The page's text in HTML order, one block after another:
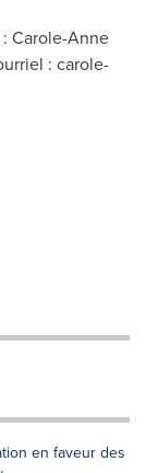
Carole-Anne
: carole-
en faveur des